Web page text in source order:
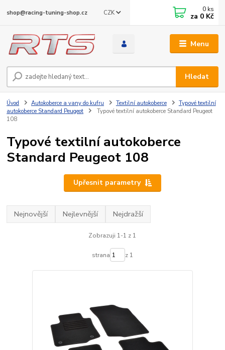
Menu
CZK
Hledat
shop@racing-tuning-shop.cz 0 ks
za 0 Kč
Úvod Autokoberce a vany do kufru Textilní autokoberce
Typové textilní
autokoberce Standard Peugeot
Typové textilní autokoberce Standard Peugeot
108
Typové textilní autokoberce
Standard Peugeot 108
Upřesnit parametry
Nejnovější Nejlevnější Nejdražší
Zobrazuji 1-1 z 1
strana z 1